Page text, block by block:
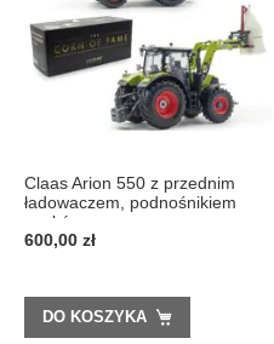
Claas Arion 550 z przednim
ładowaczem, podnośnikiem
worków ...
600,00 zł
DO KOSZYKA